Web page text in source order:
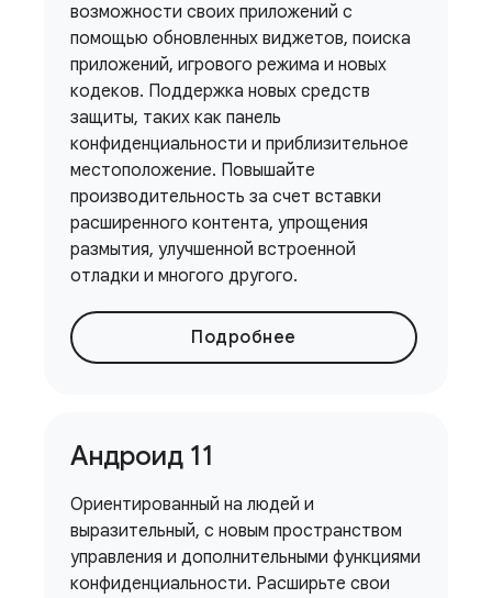
возможности своих приложений с
помощью обновленных виджетов, поиска
приложений, игрового режима и новых
кодеков. Поддержка новых средств
защиты, таких как панель
конфиденциальности и приблизительное
местоположение. Повышайте
производительность за счет вставки
расширенного контента, упрощения
размытия, улучшенной встроенной
отладки и многого другого.
Подробнее
Андроид 11
Ориентированный на людей и
выразительный, с новым пространством
управления и дополнительными функциями
конфиденциальности. Расширьте свои